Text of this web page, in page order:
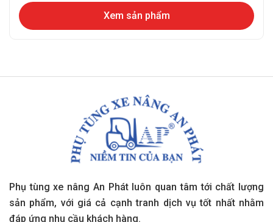
Xem sản phẩm
Phụ tùng xe nâng An Phát luôn quan tâm tới chất lượng
sản phẩm, với giá cả cạnh tranh dịch vụ tốt nhất nhằm
đáp ứng nhu cầu khách hàng.